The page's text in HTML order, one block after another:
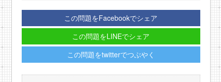
この問題をFacebookでシェア
この問題をLINEでシェア
この問題をtwitterでつぶやく